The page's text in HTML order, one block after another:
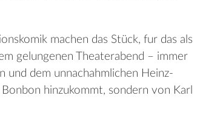
machen das Stück, fur das als
gelungenen Theaterabend – immer
und dem unnachahmlichen Heinz-
hinzukommt, sondern von Karl